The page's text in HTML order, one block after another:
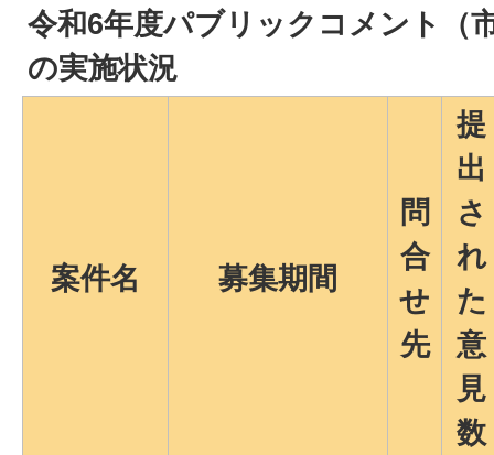
令和6年度パブリックコメント（
の実施状況
案件名 募集期間
問
合
せ
先
提
出
さ
れ
た
意
見
数